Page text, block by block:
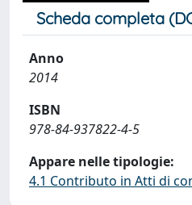
Scheda completa
Anno
2014
ISBN
978-84-937822-4-5
Appare nelle tipologie:
4.1 Contributo in Atti di